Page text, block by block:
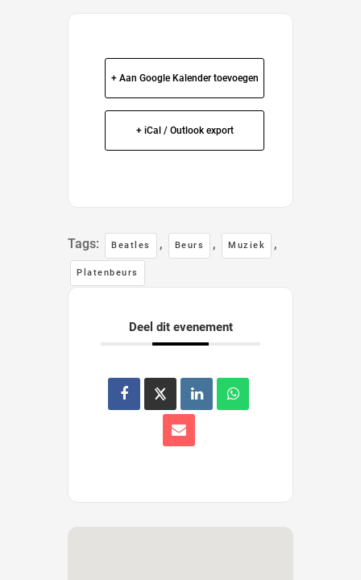
+ Aan Google Kalender toevoegen
+ iCal / Outlook export
Tags: Beatles , Beurs , Muziek ,
Platenbeurs
Deel dit evenement